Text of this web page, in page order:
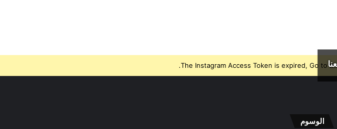
The Instagram Access Token is expired, Go to
الوسوم